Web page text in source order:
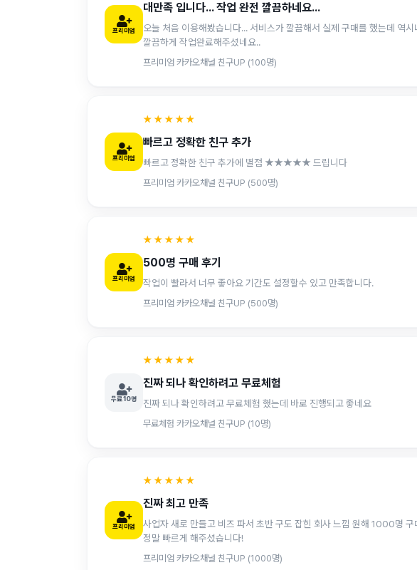
프리미엄
대만족 입니다... 작업 완전 깔끔하네요...
오늘 처음 이용해봤습니다... 서비스가 깔끔해서 실제 구매를 했는데 역
깔끔하게 작업완료해주셨네요..
프리미엄 카카오채널 친구UP (100명)
프리미엄
★★★★★
빠르고 정확한 친구 추가
빠르고 정확한 친구 추가에 별점 ★★★★★ 드립니다
프리미엄 카카오채널 친구UP (500명)
프리미엄
★★★★★
500명 구매 후기
작업이 빨라서 너무 좋아요 기간도 설정할수 있고 만족합니다.
프리미엄 카카오채널 친구UP (500명)
무료 10명
★★★★★
진짜 되나 확인하려고 무료체험
진짜 되나 확인하려고 무료체험 했는데 바로 진행되고 좋네요
무료체험 카카오채널 친구UP (10명)
프리미엄
★★★★★
진짜 최고 만족
사업자 새로 만들고 비즈 파서 초반 구도 잡힌 회사 느낌 원해 1000명
정말 빠르게 해주셨습니다!
프리미엄 카카오채널 친구UP (1000명)